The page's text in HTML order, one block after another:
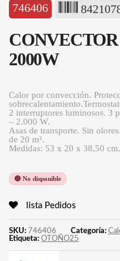
746406
2000W
Calor por convección.
2 interruptores luminosos. 3
– 2.000 W.
Asas de transporte. Sin
de 20 m².
Medidas: 53 x 20 x 38,50 cm.
🔴 No disponible
lista Pedidos
SKU: 746406 Categoría:
Etiqueta: OTOÑO25